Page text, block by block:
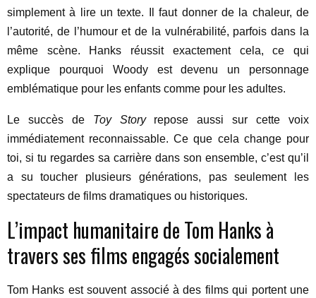
simplement à lire un texte. Il faut donner de la chaleur, de
l’autorité, de l’humour et de la vulnérabilité, parfois dans la
même scène. Hanks réussit exactement cela, ce qui
explique pourquoi Woody est devenu un personnage
emblématique pour les enfants comme pour les adultes.
Le succès de Toy Storyrepose aussi sur cette voix
immédiatement reconnaissable. Ce que cela change pour
toi, si tu regardes sa carrière dans son ensemble, c’est qu’il
a su toucher plusieurs générations, pas seulement les
spectateurs de films dramatiques ou historiques.
L’impact humanitaire de Tom Hanks à
travers ses films engagés socialement
Tom Hanks est souvent associé à des films qui portent une